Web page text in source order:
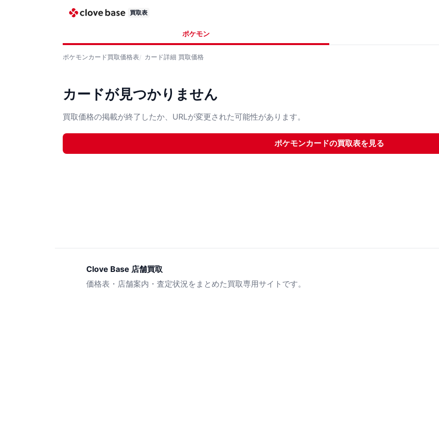
買取表
ポケモン
ポケモンカード買取価格表 カード詳細 買取価格
カードが見つかりません
買取価格の掲載が終了したか、URLが変更された可能性があります。
ポケモンカードの買取表を見る
Clove Base 店舗買取
価格表・店舗案内・査定状況をまとめた買取専用サイトです。